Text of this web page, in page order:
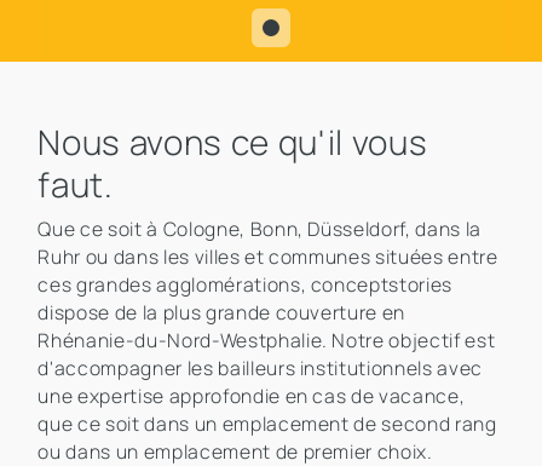
Nous avons ce qu'il vous
faut.
Que ce soit à Cologne, Bonn, Düsseldorf, dans la
Ruhr ou dans les villes et communes situées entre
ces grandes agglomérations, conceptstories
dispose de la plus grande couverture en
Rhénanie-du-Nord-Westphalie. Notre objectif est
d'accompagner les bailleurs institutionnels avec
une expertise approfondie en cas de vacance,
que ce soit dans un emplacement de second rang
ou dans un emplacement de premier choix.